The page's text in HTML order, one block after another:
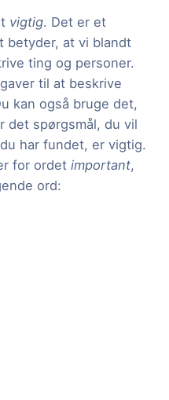
vigtig. Det er et
betyder, at vi blandt
ting og personer.
til at beskrive
kan også bruge det,
det spørgsmål, du vil
har fundet, er vigtig.
for ordet important,
ord: